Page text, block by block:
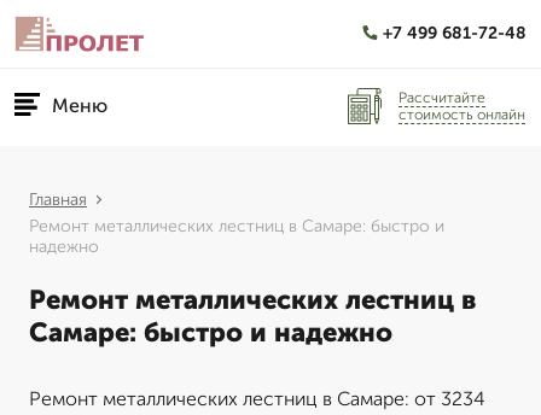
+7 499 681-72-48
Меню
Рассчитайте
стоимость онлайн
Главная
Ремонт металлических лестниц в Самаре: быстро и
надежно
Ремонт металлических лестниц в
Самаре: быстро и надежно
Ремонт металлических лестниц в Самаре: от 3234